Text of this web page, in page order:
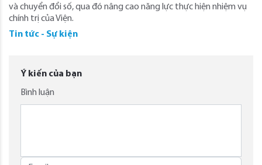
và chuyển đổi số, qua đó nâng cao năng lực thực hiện nhiệm vụ
chính trị của Viện.
Tin tức - Sự kiện
Ý kiến của bạn
Bình luận